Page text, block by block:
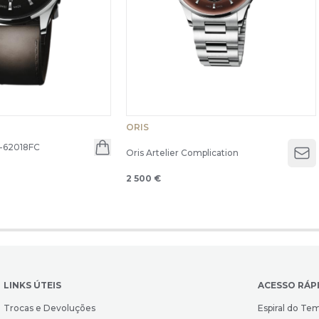
ORIS
Oris Artelier Complication
2 500 €
LINKS ÚTEIS
Trocas e Devoluções
ACESSO
Espiral do